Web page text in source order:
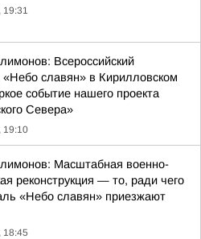
19:31
Всероссийский
славян» в Кирилловском
событие нашего проекта
Севера»
19:10
Масштабная военно-
реконструкция — то, ради чего
«Небо славян» приезжают
18:45